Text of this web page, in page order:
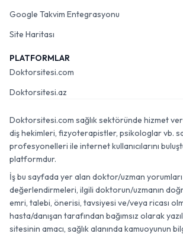
Google Takvim Entegrasyonu
Site Haritası
PLATFORMLAR
Doktorsitesi.com
Doktorsitesi.az
Doktorsitesi.com sağlık sektöründe hizmet
diş hekimleri, fizyoterapistler, psikologlar vb.
profesyonelleri ile internet kullanıcılarını
platformdur.
İş bu sayfada yer alan doktor/uzman
değerlendirmeleri, ilgili doktorun/uzmanın
emri, talebi, önerisi, tavsiyesi ve/veya ricası
hasta/danışan tarafından bağımsız olarak
sitesinin amacı, sağlık alanında kamuoyunun